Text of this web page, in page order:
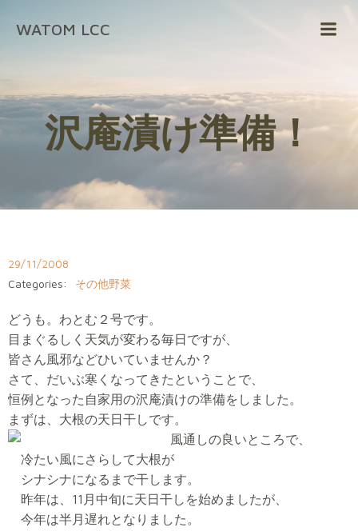
へ
ス
キ
WATOM LCC
沢庵漬け準備！
29/11/2008
Categories:
その他野菜
どうも。わとむ２号です。
目まぐるしく天気が変わる毎日ですが、
皆さん風邪などひいていませんか？
さて、だいぶ寒くなってきたということで、
恒例となった自家用の沢庵漬けの準備をしました。
まずは、大根の天日干しです。
風通しの良いところで、
冷たい風にさらして大根が
シナシナになるまで干します。
昨年は、11月中旬に天日干しを始めましたが、
今年は半月遅れとなりました。